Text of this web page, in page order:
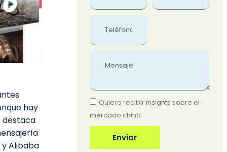
hay
destaca
Alibaba
Quiero recibir insights sobre el
mercado chino
Enviar